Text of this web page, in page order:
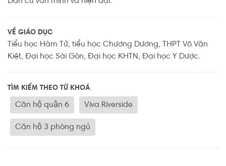
VỀ GIÁO DỤC
Tiểu học Hàm Tử, tiểu học Chương Dương, THPT Võ Văn
Kiệt, Đại học Sài Gòn, Đại học KHTN, Đại học Y Dược.
TÌM KIẾM THEO TỪ KHOÁ
Căn hộ quận 6 Viva Riverside
Căn hộ 3 phòng ngủ